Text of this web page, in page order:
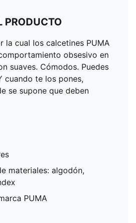
PRODUCTO
la cual los calcetines PUMA
obsesivo en
suaves. Cómodos. Puedes
cuando te los pones,
se supone que deben
materiales: algodón,
PUMA